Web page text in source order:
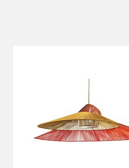
Бренд Ames во главе с Аной
производителей. Для улучшения
(Sebastian Herkner) и Полин
неизвестными им материалами и